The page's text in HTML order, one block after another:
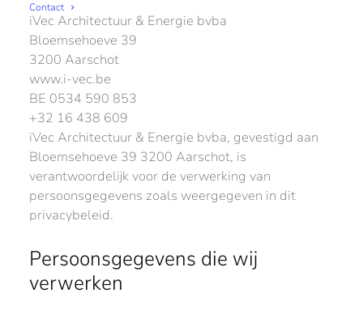
Contact
iVec Architectuur & Energie bvba
Bloemsehoeve 39
3200 Aarschot
www.i-vec.be
BE 0534 590 853
+32 16 438 609
iVec Architectuur & Energie bvba, gevestigd aan
Bloemsehoeve 39 3200 Aarschot, is
verantwoordelijk voor de verwerking van
persoonsgegevens zoals weergegeven in dit
privacybeleid.
Persoonsgegevens die wij
verwerken